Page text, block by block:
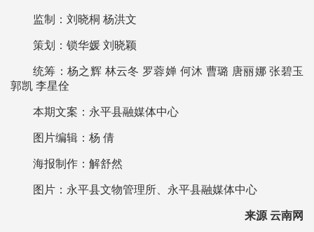
监制：刘晓桐 杨洪文
策划：锁华媛 刘晓颖
统筹：杨之辉 林云冬 罗蓉婵 何沐 曹璐 唐丽娜 张碧玉
郭凯 李星佺
本期文案：永平县融媒体中心
图片编辑：杨 倩
海报制作：解舒然
图片：永平县文物管理所、永平县融媒体中心
来源 云南网